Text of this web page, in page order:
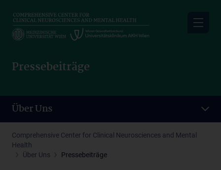
main
content
Pressebeiträge
Über Uns
Comprehensive Center for Clinical Neurosciences and Mental
Health
Über Uns
Pressebeiträge